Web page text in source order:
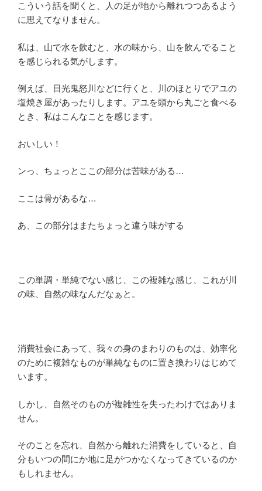
こういう話を聞くと、人の足が地から離れつつあるよう
に思えてなりません。
私は、山で水を飲むと、水の味から、山を飲んでること
を感じられる気がします。
例えば、日光鬼怒川などに行くと、川のほとりでアユの
塩焼き屋があったりします。アユを頭から丸ごと食べる
とき、私はこんなことを感じます。
おいしい！
ンっ、ちょっとここの部分は苦味がある…
ここは骨があるな…
あ、この部分はまたちょっと違う味がする
この単調・単純でない感じ、この複雑な感じ、これが川
の味、自然の味なんだなぁと。
消費社会にあって、我々の身のまわりのものは、効率化
のために複雑なものが単純なものに置き換わりはじめて
います。
しかし、自然そのものが複雑性を失ったわけではありま
せん。
そのことを忘れ、自然から離れた消費をしていると、自
分もいつの間にか地に足がつかなくなってきているのか
もしれません。